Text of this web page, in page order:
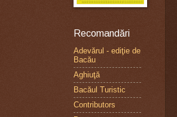
Recomandări
Adevărul - ediţie de
Bacău
Aghiuţă
Bacăul Turistic
Contributors